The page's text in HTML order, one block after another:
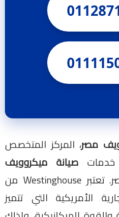
مصر، المركز المتخصص
صيانة ميكروويف
في مصر. تعتبر Westinghouse من
الأمريكية التي تتميز